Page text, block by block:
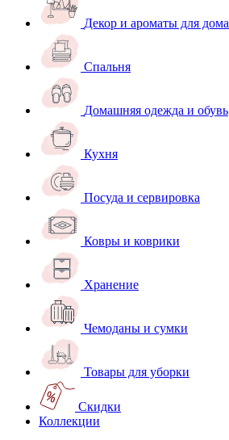
Декор и ароматы для дома
Спальня
Домашняя одежда и обувь
Кухня
Посуда и сервировка
Ковры и коврики
Хранение
Чемоданы и сумки
Товары для уборки
Скидки
Коллекции